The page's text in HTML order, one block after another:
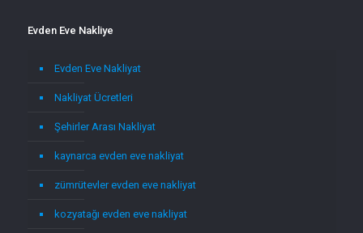
Evden Eve Nakliye
Evden Eve Nakliyat
Nakliyat Ücretleri
Şehirler Arası Nakliyat
kaynarca evden eve nakliyat
zümrütevler evden eve nakliyat
kozyatağı evden eve nakliyat